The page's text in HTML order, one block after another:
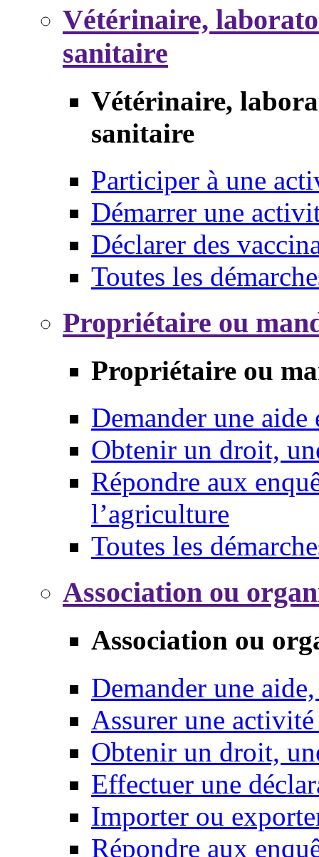
Vétérinaire,
sanitaire
Vétérinaire,
sanitaire
Participer à une
Démarrer une
Déclarer des
Toutes les
Propriétaire ou
Propriétaire ou
Demander une aide
Obtenir un droit,
Répondre aux
l’agriculture
Toutes les
Association ou
Association ou
Demander une
Assurer une
Obtenir un droit,
Effectuer une
Importer ou
Répondre aux